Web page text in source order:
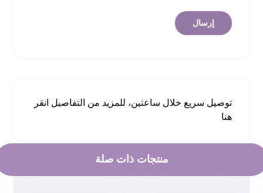
توصيل سريع خلال ساعتين، للمزيد من التفاصيل انقر
هنا
منتجات ذات صلة